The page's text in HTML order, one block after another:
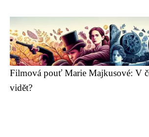
Filmová pouť Marie Majkusové: V
vidět?